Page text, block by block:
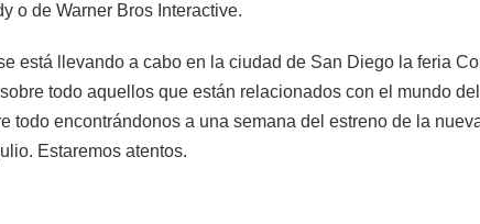
o de Warner Bros Interactive.
está llevando a cabo en la ciudad de San Diego la feria
todo aquellos que están relacionados con el mundo
todo encontrándonos a una semana del estreno de la
Estaremos atentos.